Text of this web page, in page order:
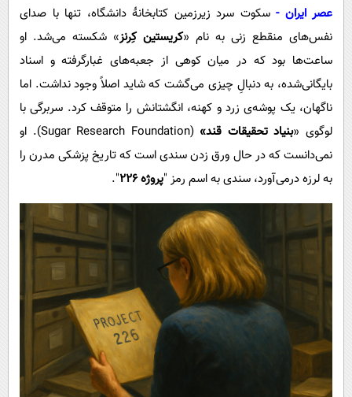
حوادث
محیط زیست
سلامت
بین الملل
اجتماعی
حیات وحش
سیاست خارجی
دانلود عصر ایران - سکوت سرد زیرزمین کتابخانۀ دانشگاه، تنها با صدای
نفس‌های منقطع زنی به نام «کریستین کِرنز» شکسته می‌شد. او
ساعت‌ها بود که در میان کوهی از جعبه‌های غبارگرفته و اسناد
بایگانی‌شده، به دنبالِ چیزی می‌گشت که شاید اصلاً وجود نداشت. اما
ناگهان، یک پوشه‌ی زرد و کهنه، انگشتانش را متوقف کرد. سربرگی با
لوگوی «بنیاد تحقیقات قند»
(Sugar Research Foundation). او
نمی‌دانست که در حال ورق زدن سندی است که تاریخ پزشکی مدرن را
به لرزه درمی‌آورد، سندی به اسم رمز "پروژه 226 ".